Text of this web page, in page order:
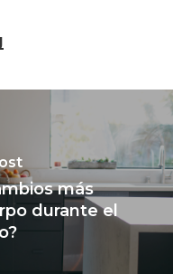
más
durante el